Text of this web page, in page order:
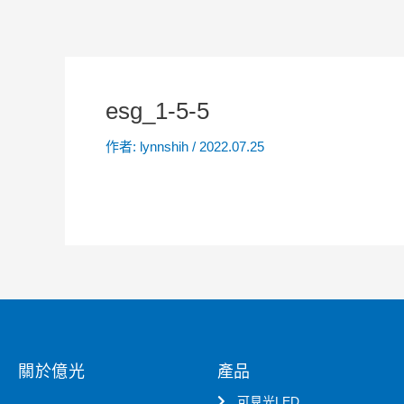
esg_1-5-5
作者: lynnshih / 2022.07.25
關於億光 產品